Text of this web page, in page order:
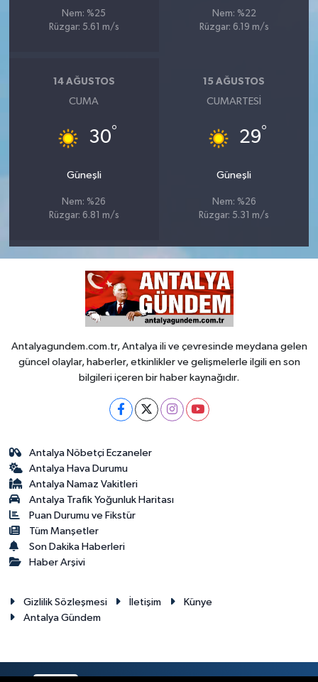
Nem: %25
Rüzgar: 5.61 m/s
Nem: %22
Rüzgar: 6.19 m/s
14 AĞUSTOS
CUMA
30°
Güneşli
Nem: %26
Rüzgar: 6.81 m/s
15 AĞUSTOS
CUMARTESI
29°
Güneşli
Nem: %26
Rüzgar: 5.31 m/s
Antalyagundem.com.tr, Antalya ili ve çevresinde meydana gelen
güncel olaylar, haberler, etkinlikler ve gelişmelerle ilgili en son
bilgileri içeren bir haber kaynağıdır.
Antalya Nöbetçi Eczaneler
Antalya Hava Durumu
Antalya Namaz Vakitleri
Antalya Trafik Yoğunluk Haritası
Puan Durumu ve Fikstür
Tüm Manşetler
Son Dakika Haberleri
Haber Arşivi
Gizlilik Sözleşmesi İletişim
Künye
Antalya Gündem